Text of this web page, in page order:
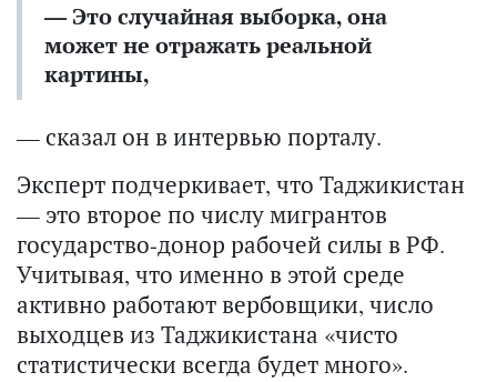
— Это случайная выборка, она
может не отражать реальной
картины,
— сказал он в интервью порталу.
Эксперт подчеркивает, что Таджикистан
— это второе по числу мигрантов
государство-донор рабочей силы в РФ.
Учитывая, что именно в этой среде
активно работают вербовщики, число
выходцев из Таджикистана «чисто
статистически всегда будет много».